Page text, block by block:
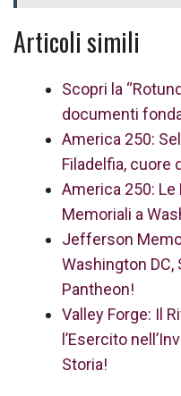
Articoli simili
Scopri la
documenti
America 250:
Filadelfia, cuore
America 250: Le
Memoriali a
Jefferson
Washington DC,
Pantheon!
Valley Forge: Il
l’Esercito
Storia!